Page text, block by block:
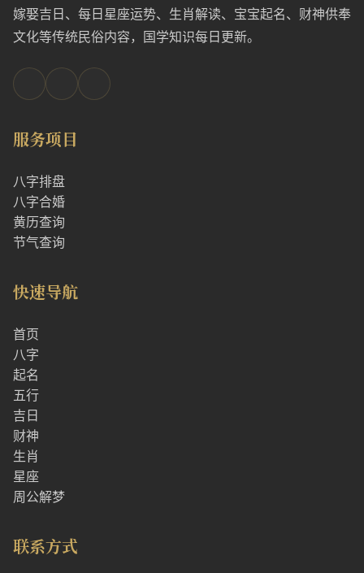
嫁娶吉日、每日星座运势、生肖解读、宝宝起名、财神供奉
文化等传统民俗内容，国学知识每日更新。
服务项目
八字排盘
八字合婚
黄历查询
节气查询
快速导航
首页
八字
起名
五行
吉日
财神
生肖
星座
周公解梦
联系方式